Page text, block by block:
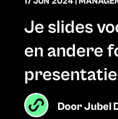
Je slides
en andere
DoorJubel